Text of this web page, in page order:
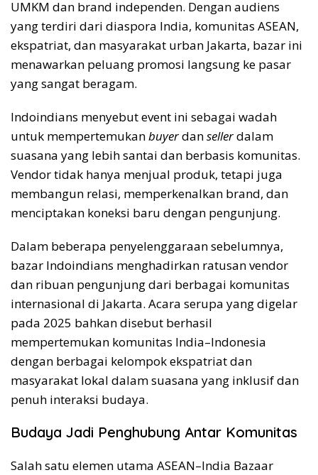
UMKM dan brand independen. Dengan audiens
yang terdiri dari diaspora India, komunitas ASEAN,
ekspatriat, dan masyarakat urban Jakarta, bazar ini
menawarkan peluang promosi langsung ke pasar
yang sangat beragam.
Indoindians menyebut event ini sebagai wadah
untuk mempertemukanbuyerdansellerdalam
suasana yang lebih santai dan berbasis komunitas.
Vendor tidak hanya menjual produk, tetapi juga
membangun relasi, memperkenalkan brand, dan
menciptakan koneksi baru dengan pengunjung.
Dalam beberapa penyelenggaraan sebelumnya,
bazar Indoindians menghadirkan ratusan vendor
dan ribuan pengunjung dari berbagai komunitas
internasional di Jakarta. Acara serupa yang digelar
pada 2025 bahkan disebut berhasil
mempertemukan komunitas India–Indonesia
dengan berbagai kelompok ekspatriat dan
masyarakat lokal dalam suasana yang inklusif dan
penuh interaksi budaya.
Budaya Jadi Penghubung Antar Komunitas
Salah satu elemen utama ASEAN–India Bazaar